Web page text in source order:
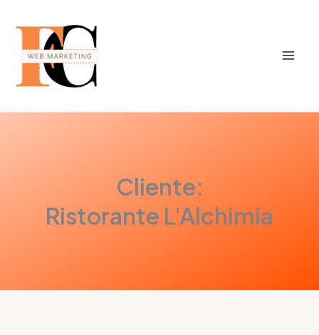
contenuto
Cliente:
Ristorante L'Alchimia